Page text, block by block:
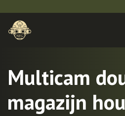
Multicam
magazijn